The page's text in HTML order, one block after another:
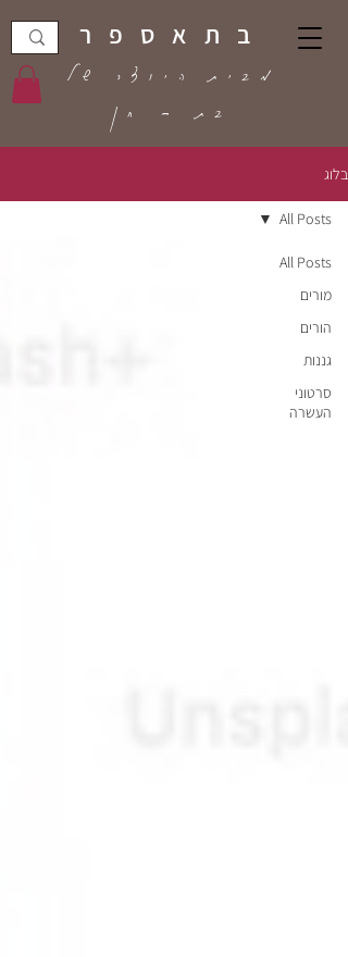
בתאספר
מבית היוצר של
בת - חן
בלוג
All Posts
מורים
הורים
גננות
סרטוני
העשרה
All Posts